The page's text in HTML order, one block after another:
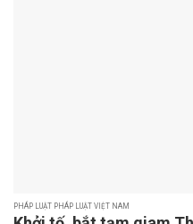
PHÁP LUẬT PHÁP LUẬT VIỆT NAM